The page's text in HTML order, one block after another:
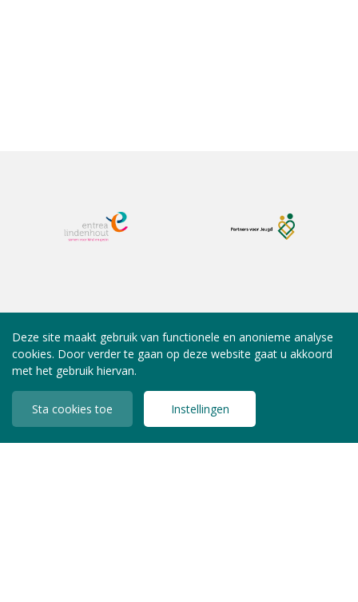
Deze site maakt gebruik van functionele en anonieme analyse
cookies. Door verder te gaan op deze website gaat u akkoord
met het gebruik hiervan.
Sta cookies toe Instellingen